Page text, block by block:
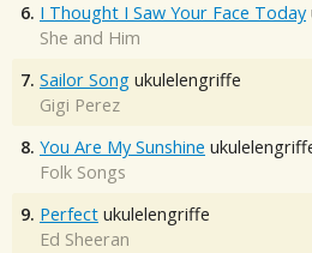
6. I Thought I Saw Your Face Today
She and Him
7. Sailor Song ukulelengriffe
Gigi Perez
8. You Are My Sunshine
Folk Songs
9. Perfect ukulelengriffe
Ed Sheeran